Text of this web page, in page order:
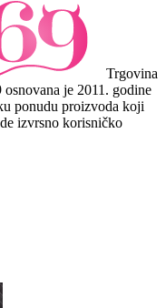
Trgovina
je 2011. godine
ponudu proizvoda koji
izvrsno korisničko